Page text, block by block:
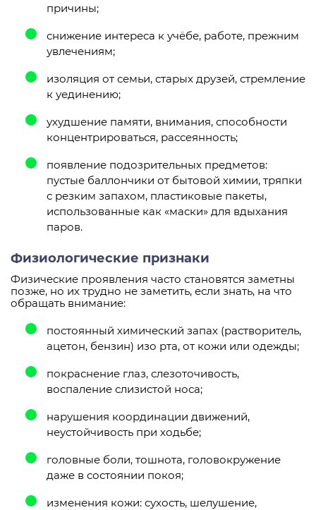
причины;
снижение интереса к учёбе, работе, прежним
увлечениям;
изоляция от семьи, старых друзей, стремление
к уединению;
ухудшение памяти, внимания, способности
концентрироваться, рассеянность;
появление подозрительных предметов:
пустые баллончики от бытовой химии, тряпки
с резким запахом, пластиковые пакеты,
использованные как «маски» для вдыхания
паров.
Физиологические признаки
Физические проявления часто становятся заметны
позже, но их трудно не заметить, если знать, на что
обращать внимание:
постоянный химический запах (растворитель,
ацетон, бензин) изо рта, от кожи или одежды;
покраснение глаз, слезоточивость,
воспаление слизистой носа;
нарушения координации движений,
неустойчивость при ходьбе;
головные боли, тошнота, головокружение
даже в состоянии покоя;
изменения кожи: сухость, шелушение,